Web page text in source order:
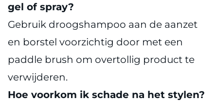
gel of spray?
Gebruik droogshampoo aan de aanzet
en borstel voorzichtig door met een
paddle brush om overtollig product te
verwijderen.
Hoe voorkom ik schade na het stylen?